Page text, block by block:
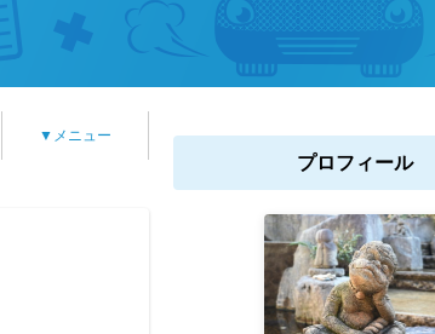
▼メニュー
プロフィール